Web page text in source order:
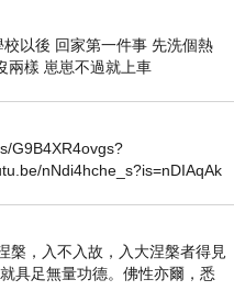
略性資源優化與橫向
成長的同時，能實現
戶與夥伴打造一個更
。」
以後 回家第一件事 先洗個熱
樣 崽崽不過就上車
G9B4XR4ovgs?
nNdi4hche_s?is=nDIAqAk
槃，入不入故，入大涅槃者得見
具足無量功德。佛性亦爾，悉